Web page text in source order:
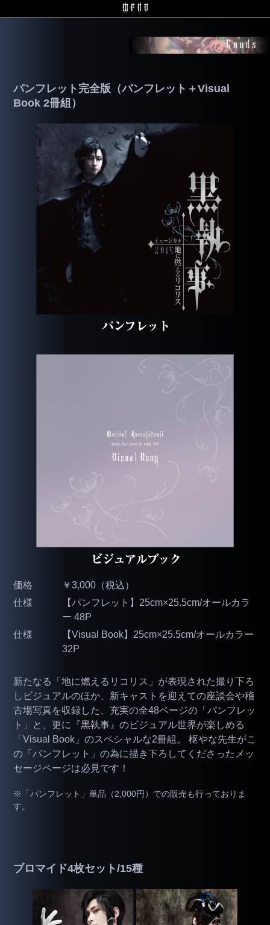
パンフレット完全版（パンフレット＋Visual
Book 2冊組）
価格
￥3,000（税込）
仕様
【パンフレット】25cm×25.5cm/オールカラ
ー 48P
仕様
【Visual Book】25cm×25.5cm/オールカラー
32P
新たなる「地に燃えるリコリス」が表現された撮り下ろ
しビジュアルのほか、新キャストを迎えての座談会や稽
古場写真を収録した、充実の全48ページの「パンフレッ
ト」と、更に『黒執事』のビジュアル世界が楽しめる
「Visual Book」のスペシャルな2冊組。 枢やな先生がこ
の「パンフレット」の為に描き下ろしてくださったメッ
セージページは必見です！
※「パンフレット」単品（2,000円）での販売も行っておりま
す。
ブロマイド4枚セット/15種